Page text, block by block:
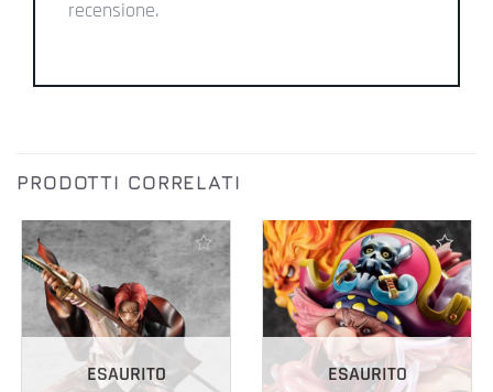
recensione.
PRODOTTI CORRELATI
Aggiungi alla lista dei desideri
ESAURITO
Aggiungi alla lista dei desideri
ESAURITO